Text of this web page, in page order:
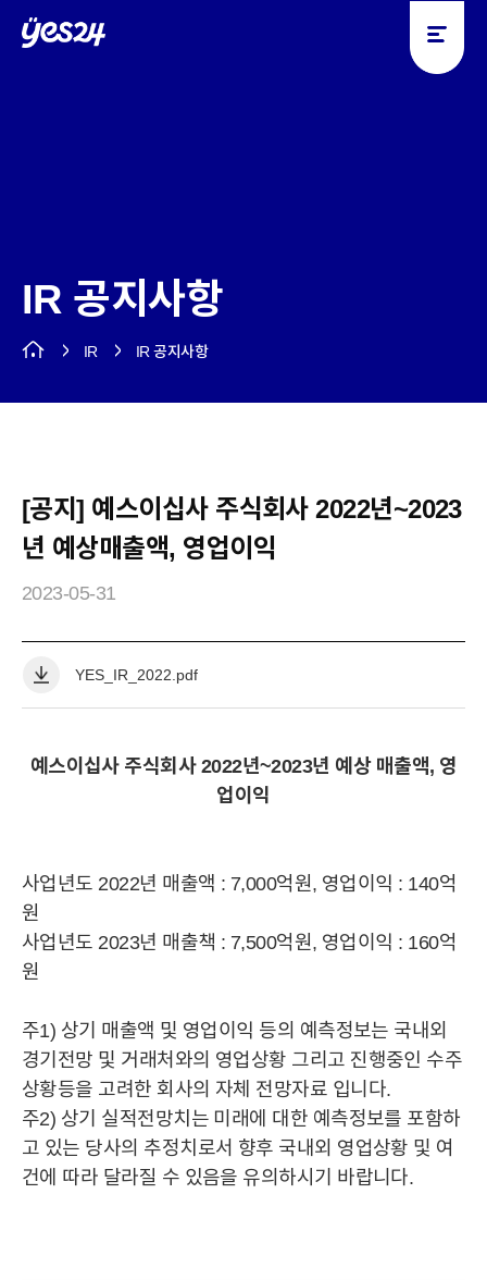
y
y
YES24 YES24 HISTORY 윤리경영 CI
BRAND
IR 공시정보 주가정보 IR자료실 IR공지사항
MEDIA
IR 공지사항
IR IR 공지사항
[공지] 예스이십사 주식회사 2022년~2023
년 예상매출액, 영업이익
2023-05-31
공
지
항
YES_IR_2022.pdf
예스이십사 주식회사 2022년~2023년 예상 매출액, 영
업이익
사업년도 2022년 매출액 : 7,000억원, 영업이익 : 140억
원
사업년도 2023년 매출책 : 7,500억원, 영업이익 : 160억
원
주1) 상기 매출액 및 영업이익 등의 예측정보는 국내외
경기전망 및 거래처와의 영업상황 그리고 진행중인 수주
상황등을 고려한 회사의 자체 전망자료 입니다.
주2) 상기 실적전망치는 미래에 대한 예측정보를 포함하
고 있는 당사의 추정치로서 향후 국내외 영업상황 및 여
건에 따라 달라질 수 있음을 유의하시기 바랍니다.